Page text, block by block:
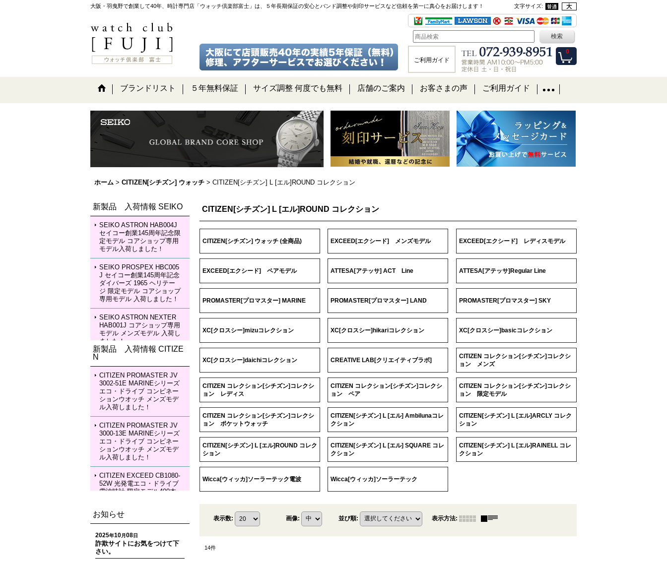
大阪・羽曳野で創業して40年、時計専門店「ウォッチ倶楽部富士」は、５年長期保証の安心とバンド調整や刻印サービスなど信頼を第一に真心をお届けします！ 文字サイズ:
0
ご利用ガイド
ブランドリスト ５年無料保証 サイズ調整 何度でも無料 店舗のご案内 お客さまの声 ご利用ガイド
ホーム > CITIZEN[シチズン] ウォッチ > CITIZEN[シチズン] L [エル]ROUND コレクション
新製品 入荷情報 SEIKO
SEIKO ASTRON HAB004J
セイコー創業145周年記念限
定モデル コアショップ専用
モデル入荷しました！
SEIKO PROSPEX HBC005
J セイコー創業145周年記念
ダイバーズ 1965 ヘリテー
ジ 限定モデル コアショップ
専用モデル 入荷しました！
SEIKO ASTRON NEXTER
HAB001J コアショップ専用
モデル メンズモデル 入荷し
ました！
HAB002J コアショップ専用
モデル メンズモデル 入荷し
ました！
SEIKO LUKIA HEA003J LU
KIA Grow with DAICHI MIU
RA Limited Edition レディー
スモデル 入荷しました！
SEIKO LUKIA HEA004J LU
KIA Grow with DAICHI MIU
RA Limited Edition メカニカ
ルウォッチ レディースモデ
ル 入荷しました！
新製品 入荷情報 CITIZE
N
CITIZEN PROMASTER JV
3002-51E MARINEシリーズ
エコ・ドライブ コンビネー
ションウオッチ メンズモデ
ル入荷しました！
CITIZEN PROMASTER JV
3000-13E MARINEシリーズ
エコ・ドライブ コンビネー
ションウオッチ メンズモデ
ル入荷しました！
CITIZEN EXCEED CB1080-
52W 光発電エコ・ドライブ
電波時計 限定モデル400本
CITIZEN EXCEED EC1120-
59W 光発電エコ・ドライブ
電波時計 限定モデル400本
ペアモデル レディースモデ
ル 入荷しました！
お知らせ
2025年10月 08日
詐欺サイトにお気をつけて下
さい。
CITIZEN[シチズン] L [エル]ROUND コレクション
CITIZEN[シチズン] ウォッチ (全商品) EXCEED[エクシード] メンズモデル EXCEED[エクシード] レディスモデル
EXCEED[エクシード] ペアモデル ATTESA[アテッサ] ACT Line ATTESA[アテッサ]Regular Line
PROMASTER[プロマスター] MARINE PROMASTER[プロマスター] LAND PROMASTER[プロマスター] SKY
XC[クロスシー]mizuコレクション XC[クロスシー]hikariコレクション XC[クロスシー]basicコレクション
XC[クロスシー]daichiコレクション CREATIVE LAB[クリエイティブラボ]
CITIZEN コレクション[シチズン]コレクシ
ョン メンズ
CITIZEN コレクション[シチズン]コレクシ
ョン レディス
CITIZEN コレクション[シチズン]コレクシ
ョン ペア
CITIZEN コレクション[シチズン]コレクシ
ョン 限定モデル
CITIZEN コレクション[シチズン]コレクシ
ョン ポケットウォッチ
CITIZEN[シチズン] L [エル] Ambilunaコレ
クション
CITIZEN[シチズン] L [エル]ARCLY コレク
ション
CITIZEN[シチズン] L [エル]ROUND コレク
ション
CITIZEN[シチズン] L [エル] SQUARE コレ
クション
CITIZEN[シチズン] L [エル]RAINELL コレ
クション
Wicca[ウィッカ]ソーラーテック電波 Wicca[ウィッカ]ソーラーテック
表示数: 画像: 並び順: 表示方法:
14件